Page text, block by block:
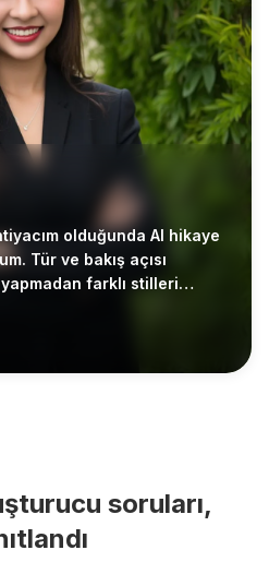
olduğunda AI hikaye
Tür ve bakış açısı
farklı stilleri
soruları,